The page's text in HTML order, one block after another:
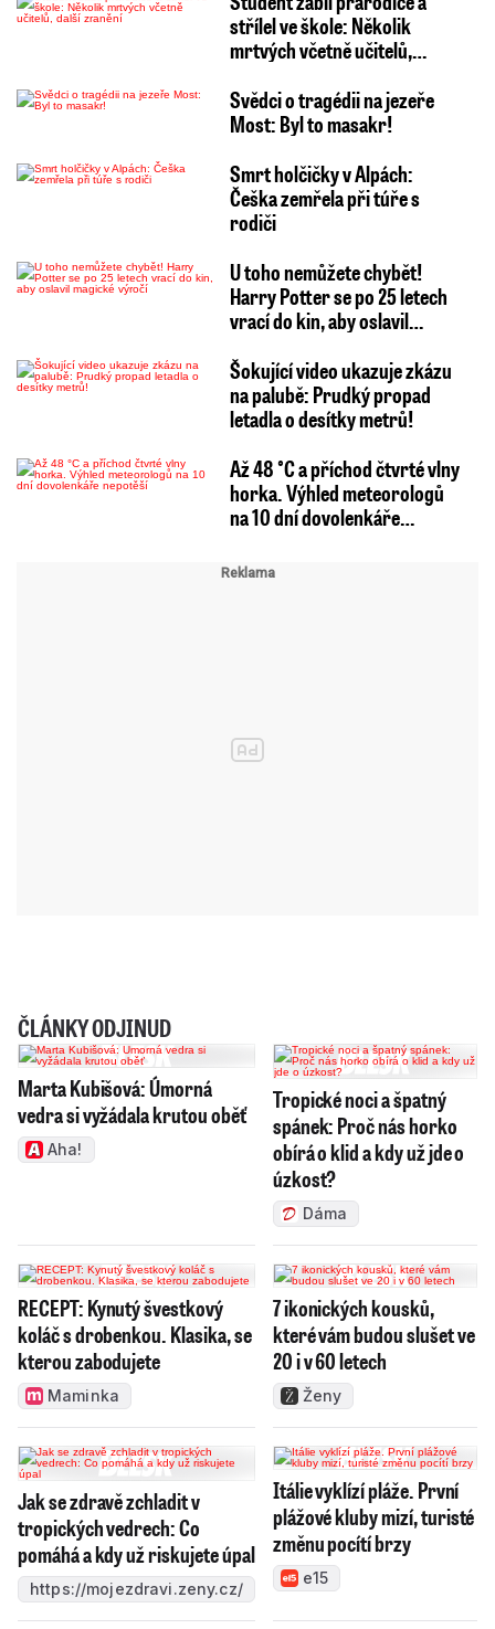
střílel ve škole: Několik
mrtvých včetně učitelů,…
Svědci o tragédii na jezeře
Most: Byl to masakr!
Smrt holčičky v Alpách:
Češka zemřela při túře s
rodiči
U toho nemůžete chybět!
Harry Potter se po 25 letech
vrací do kin, aby oslavil…
Šokující video ukazuje zkázu
na palubě: Prudký propad
letadla o desítky metrů!
Až 48 °C a příchod čtvrté vlny
horka. Výhled meteorologů
na 10 dní dovolenkáře…
ČLÁNKY ODJINUD
Marta Kubišová: Úmorná
vedra si vyžádala krutou oběť
Aha!
Tropické noci a špatný
spánek: Proč nás horko
obírá o klid a kdy už jde o
úzkost?
Dáma
RECEPT: Kynutý švestkový
koláč s drobenkou. Klasika, se
kterou zabodujete
Maminka
7 ikonických kousků,
které vám budou slušet ve
20 i v 60 letech
Ženy
Jak se zdravě zchladit v
tropických vedrech: Co
pomáhá a kdy už riskujete úpal
https://mojezdravi.zeny.cz/
Itálie vyklízí pláže. První
plážové kluby mizí, turisté
změnu pocítí brzy
e15